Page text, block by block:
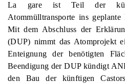
La gare ist Teil der
Atommülltransporte ins
Mit dem Abschluss der
(DUP) nimmt das Atomprojekt
Enteignung der benötigten
Beendigung der DUP kündigt
den Bau der künftigen